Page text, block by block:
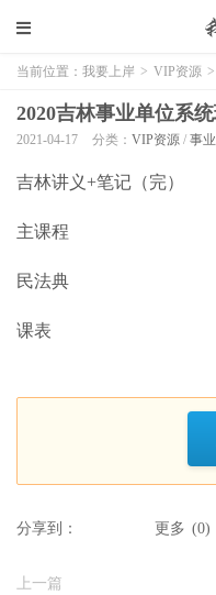
当前位置： 我要上岸 > VIP资源 >
2020吉林事业单位系
2021-04-17 分类： VIP资源 / 事
吉林讲义+笔记（完）
主课程
民法典
课表
分享到： 更多 (0)
上一篇